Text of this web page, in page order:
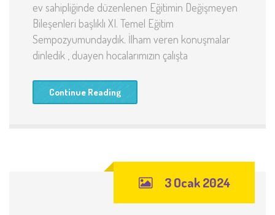
ev sahipliğinde düzenlenen Eğitimin Değişmeyen
Bileşenleri başlıklı XI. Temel Eğitim
Sempozyumundaydık. İlham veren konuşmalar
dinledik , duayen hocalarımızın çalışta
Continue Reading
3 Ocak 2024